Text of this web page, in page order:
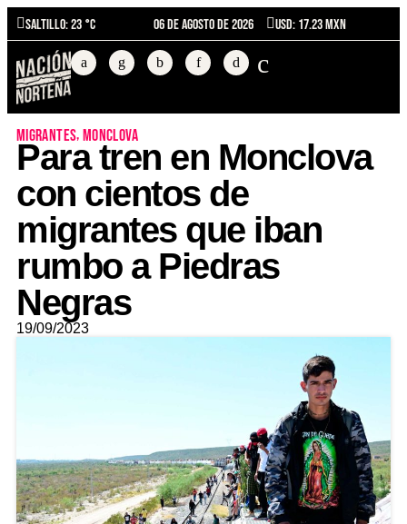
Saltillo: 23 °C 06 de agosto de 2026 USD: 17.23 MXN
migrantes, monclova
Para tren en Monclova
con cientos de
migrantes que iban
rumbo a Piedras
Negras
19/09/2023